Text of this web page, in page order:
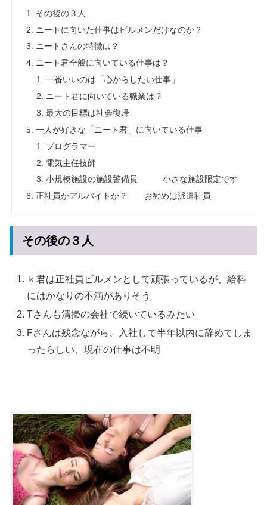
その後の３人
ニートに向いた仕事はビルメンだけなのか？
ニートさんの特徴は？
ニート君全般に向いている仕事は？
一番いいのは「心からしたい仕事」
ニート君に向いている職業は？
最大の目標は社会復帰
一人が好きな「ニート君」に向いている仕事
プログラマー
電気主任技師
小規模施設の施設警備員 小さな施設限定です
正社員かアルバイトか？ お勧めは派遣社員
その後の３人
ｋ君は正社員ビルメンとして頑張っているが、給料
にはかなりの不満がありそう
Tさんも清掃の会社で続いているみたい
Fさんは残念ながら、入社して半年以内に辞めてしま
ったらしい、現在の仕事は不明